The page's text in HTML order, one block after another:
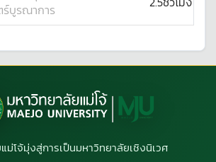
ร์บูรณาการ
ม่โจ้มุ่งสู่การเป็นมหาวิทยาลัยเชิงนิเวศ